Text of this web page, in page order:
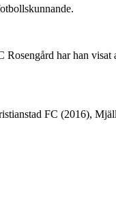
har han
FC (2016),